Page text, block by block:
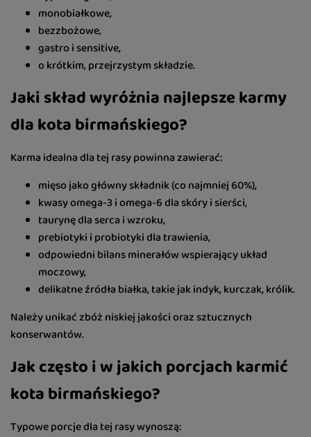
monobiałkowe,
bezzbożowe,
gastro i sensitive,
o krótkim, przejrzystym składzie.
Jaki skład wyróżnia najlepsze karmy
dla kota birmańskiego?
Karma idealna dla tej rasy powinna zawierać:
mięso jako główny składnik (co najmniej 60%),
kwasy omega-3 i omega-6 dla skóry i sierści,
taurynę dla serca i wzroku,
prebiotyki i probiotyki dla trawienia,
odpowiedni bilans minerałów wspierający układ
moczowy,
delikatne źródła białka, takie jak indyk, kurczak, królik.
Należy unikać zbóż niskiej jakości oraz sztucznych
konserwantów.
Jak często i w jakich porcjach karmić
kota birmańskiego?
Typowe porcje dla tej rasy wynoszą: